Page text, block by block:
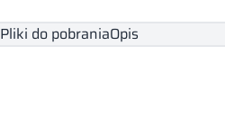
Pliki do pobraniaOpis